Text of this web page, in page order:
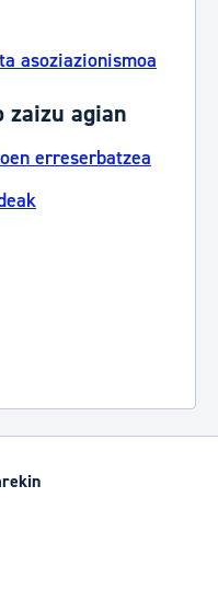
asoziazionismoa
zaizu agian
erreserbatzea